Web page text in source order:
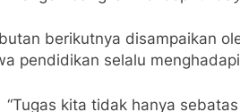
berikutnya disampaikan
pendidikan selalu
“Tugas kita tidak hanya